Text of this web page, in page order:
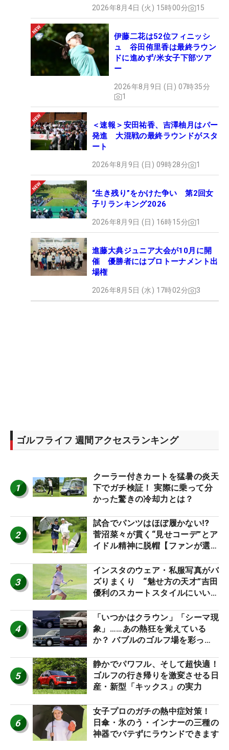
2026年8月4日 (火) 15時00分 15
伊藤二花は52位フィニッシ
ュ 谷田侑里香は最終ラウン
ドに進めず/米女子下部ツア
ー
2026年8月9日 (日) 07時35分
1
＜速報＞安田祐香、吉澤柚月はパー
発進 大混戦の最終ラウンドがスタ
ート
2026年8月9日 (日) 09時28分 1
“生き残り”をかけた争い 第2回女
子リランキング2026
2026年8月9日 (日) 16時15分 1
進藤大典ジュニア大会が10月に開
催 優勝者にはプロトーナメント出
場権
2026年8月5日 (水) 17時02分 3
ゴルフライフ 週間アクセスランキング
1
クーラー付きカートを猛暑の炎天
下でガチ検証！ 実際に乗って分
かった驚きの冷却力とは？
2
試合でパンツはほぼ履かない⁉
菅沼菜々が貫く“見せコーデ”とア
イドル精神に脱帽【ファンが選ぶ
3
インスタのウェア・私服写真がバ
ズりまくり “魅せ方の天才”吉田
優利のスカートスタイルにいい
4
「いつかはクラウン」「シーマ現
象」……あの熱狂を覚えている
か？ バブルのゴルフ場を彩った
5
静かでパワフル、そして超快適！
ゴルフの行き帰りを激変させる日
産・新型「キックス」の実力
6
女子プロのガチの熱中症対策！
日傘・氷のう・インナーの三種の
神器でバテずにラウンドできます